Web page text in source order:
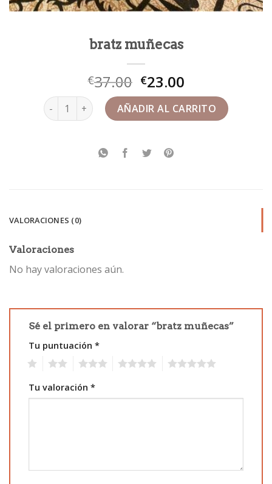
bratz muñecas
€37.00 €23.00
bratz muñecas cantidadAÑADIR AL CARRITO
VALORACIONES (0)
Valoraciones
No hay valoraciones aún.
Sé el primero en valorar “bratz muñecas”
Tu puntuación *
Tu valoración *